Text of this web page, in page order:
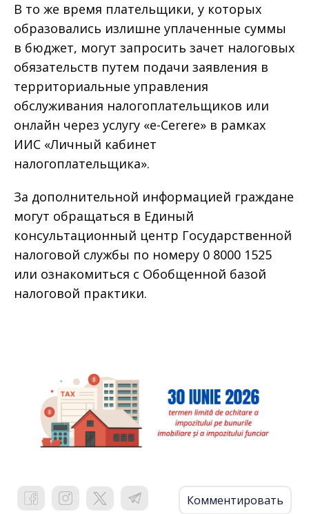
В то же время плательщики, у которых
образовались излишне уплаченные суммы
в бюджет, могут запросить зачет налоговых
обязательств путем подачи заявления в
территориальные управления
обслуживания налогоплательщиков или
онлайн через услугу «e-Cerere» в рамках
ИИС «Личный кабинет
налогоплательщика».
За дополнительной информацией граждане
могут обращаться в Единый
консультационный центр Государственной
налоговой службы по номеру 0 8000 1525
или ознакомиться с Обобщенной базой
налоговой практики.
Комментировать